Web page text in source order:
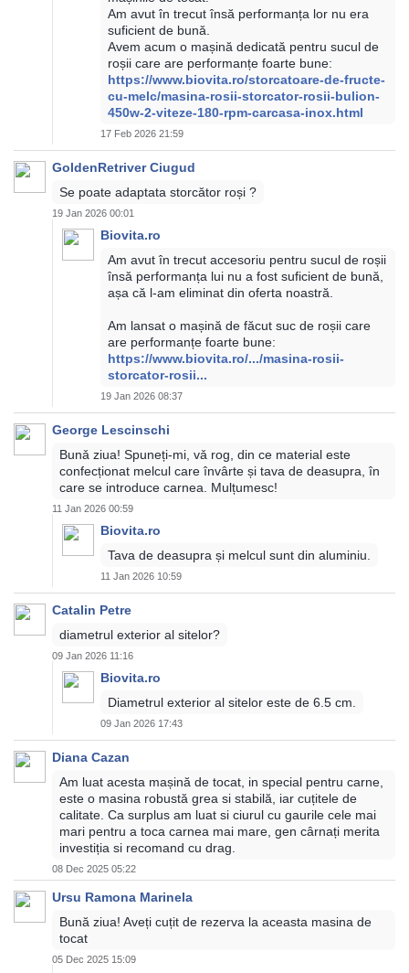
Am avut în trecut însă performanța lor nu era
suficient de bună.
Avem acum o mașină dedicată pentru sucul de
roșii care are performanțe foarte bune:
https://www.biovita.ro/storcatoare-de-fructe-
cu-melc/masina-rosii-storcator-rosii-bulion-
450w-2-viteze-180-rpm-carcasa-inox.html
17 Feb 2026 21:59
GoldenRetriver Ciugud
Se poate adaptata storcător roși ?
19 Jan 2026 00:01
Biovita.ro
Am avut în trecut accesoriu pentru sucul de roșii
însă performanța lui nu a fost suficient de bună,
așa că l-am eliminat din oferta noastră.
Am lansat o mașină de făcut suc de roșii care
are performanțe foarte bune:
https://www.biovita.ro/.../masina-rosii-
storcator-rosii...
19 Jan 2026 08:37
George Lescinschi
Bunǎ ziua! Spuneți-mi, vǎ rog, din ce material este
confecționat melcul care învârte și tava de deasupra, în
care se introduce carnea. Mulțumesc!
11 Jan 2026 00:59
Biovita.ro
Tava de deasupra și melcul sunt din aluminiu.
11 Jan 2026 10:59
Catalin Petre
diametrul exterior al sitelor?
09 Jan 2026 11:16
Biovita.ro
Diametrul exterior al sitelor este de 6.5 cm.
09 Jan 2026 17:43
Diana Cazan
Am luat acesta mașină de tocat, in special pentru carne,
este o masina robustă grea si stabilă, iar cuțitele de
calitate. Ca surplus am luat si ciurul cu gaurile cele mai
mari pentru a toca carnea mai mare, gen cârnați merita
investiția si recomand cu drag.
08 Dec 2025 05:22
Ursu Ramona Marinela
Bună ziua! Aveți cuțit de rezerva la aceasta masina de
tocat
05 Dec 2025 15:09